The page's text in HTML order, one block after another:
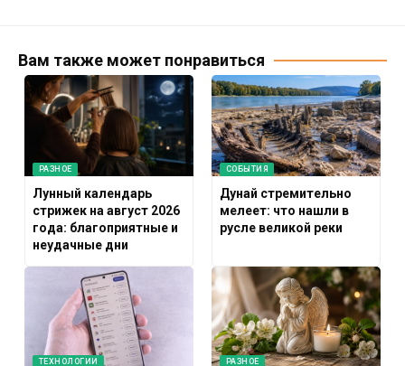
Вам также может понравиться
РАЗНОЕ
Лунный календарь
стрижек на август 2026
года: благоприятные и
неудачные дни
СОБЫТИЯ
Дунай стремительно
мелеет: что нашли в
русле великой реки
ТЕХНОЛОГИИ РАЗНОЕ